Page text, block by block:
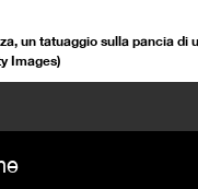
un tatuaggio sulla pancia di
Images)